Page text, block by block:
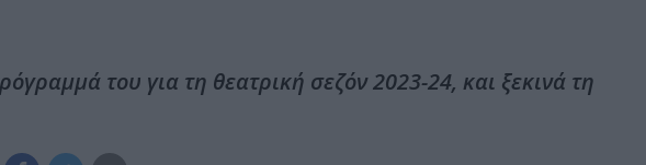
του για τη θεατρική σεζόν 2023-24, και ξεκινά τη